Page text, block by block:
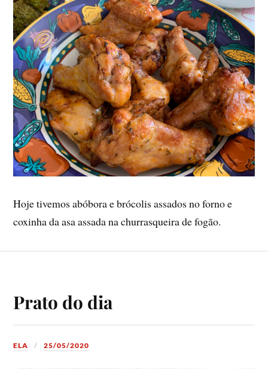
Hoje tivemos abóbora e brócolis assados no forno e
coxinha da asa assada na churrasqueira de fogão.
Prato do dia
ELA 25/05/2020